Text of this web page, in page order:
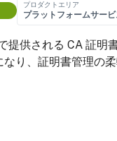
プロダクトエリア
プラットフォームサービ
提供される CA 証明
り、証明書管理の